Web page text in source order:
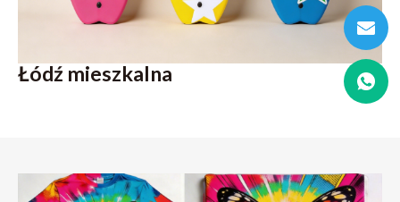
Łódź mieszkalna